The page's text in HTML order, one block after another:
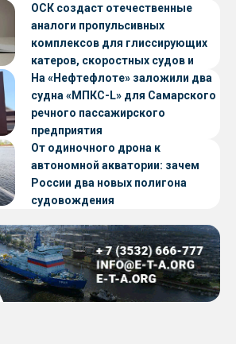
ОСК создаст отечественные
аналоги пропульсивных
комплексов для глиссирующих
катеров, скоростных судов и
судов с малой осадкой
На «Нефтефлоте» заложили два
судна «МПКС-L» для Самарского
речного пассажирского
предприятия
От одиночного дрона к
автономной акватории: зачем
России два новых полигона
судовождения